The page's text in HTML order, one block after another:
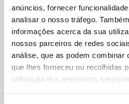
anúncios, fornecer
analisar o nosso tráfego.
informações acerca da sua
nossos parceiros de redes
análise, que as podem combinar
que lhes forneceu ou recolhidas
utilização dos respetivos
YOUNG ADULT